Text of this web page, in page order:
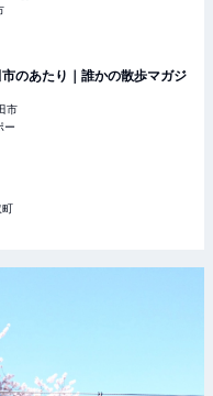
のあたり｜誰かの散歩マガジ
市
ー
町